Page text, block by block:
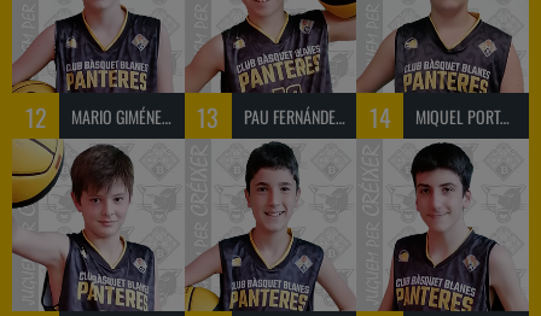
12 MARIO GIMÉNEZ «MARIO» 13 PAU FERNÁNDEZ «PAU» 14 MIQUEL PORTAS «MIQUEL»